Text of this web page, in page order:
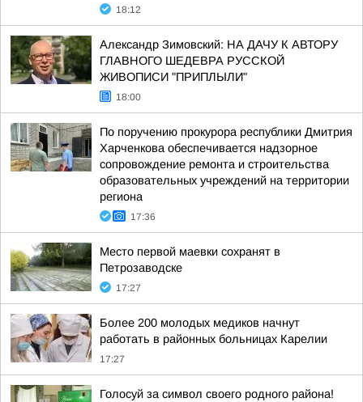
18:12
Александр Зимовский: НА ДАЧУ К АВТОРУ
ГЛАВНОГО ШЕДЕВРА РУССКОЙ
ЖИВОПИСИ "ПРИПЛЫЛИ"
18:00
По поручению прокурора республики Дмитрия
Харченкова обеспечивается надзорное
сопровождение ремонта и строительства
образовательных учреждений на территории
региона
17:36
Место первой маевки сохранят в
Петрозаводске
17:27
Более 200 молодых медиков начнут
работать в районных больницах Карелии
17:27
Голосуй за символ своего родного района!